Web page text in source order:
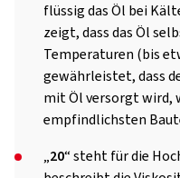
flüssig das Öl bei
zeigt, dass das Öl
Temperaturen (bis
gewährleistet, dass
mit Öl versorgt wird,
empfindlichsten
„20“ steht für die